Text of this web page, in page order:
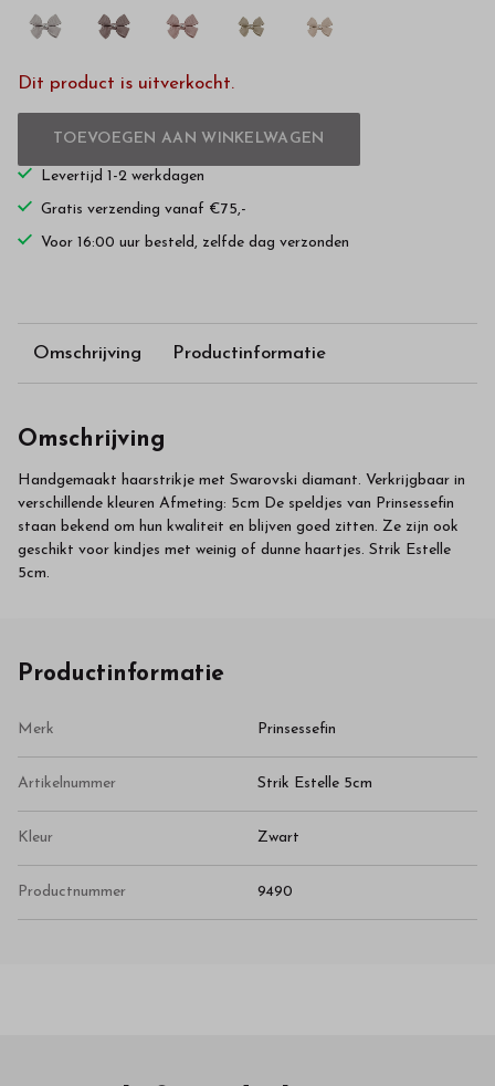
Dit product is uitverkocht.
TOEVOEGEN AAN WINKELWAGEN
Levertijd 1-2 werkdagen
Gratis verzending vanaf €75,-
Voor 16:00 uur besteld, zelfde dag verzonden
Omschrijving Productinformatie
Omschrijving
Handgemaakt haarstrikje met Swarovski diamant. Verkrijgbaar in
verschillende kleuren Afmeting: 5cm De speldjes van Prinsessefin
staan bekend om hun kwaliteit en blijven goed zitten. Ze zijn ook
geschikt voor kindjes met weinig of dunne haartjes. Strik Estelle
5cm.
Productinformatie
Merk Prinsessefin
Artikelnummer Strik Estelle 5cm
Kleur Zwart
Productnummer 9490